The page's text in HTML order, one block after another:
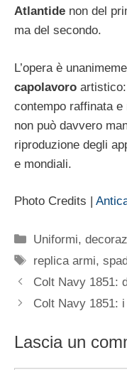
Atlantide non del
ma del secondo.
L’opera è
capolavoro
contempo raffinata e
non può davvero
riproduzione degli
e mondiali.
Photo Credits |
Categorie
Uniformi,
Tag
replica armi,
Colt Navy 1851:
Colt Navy 1851:
Lascia un